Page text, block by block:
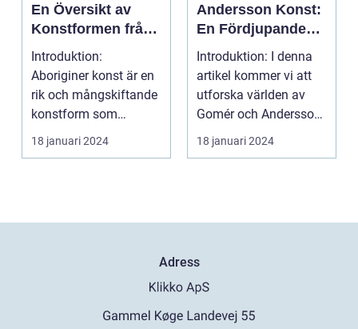
En Översikt av
Konstformen från
Australiens
Urinvånare
Introduktion:
Aboriginer konst är en
rik och mångskiftande
konstform som
härstammar från
Australiens...
18 januari 2024
Andersson Konst:
En Fördjupande
Översikt
Introduktion: I denna
artikel kommer vi att
utforska världen av
Gomér och Andersson
konst, dess olik...
18 januari 2024
Adress